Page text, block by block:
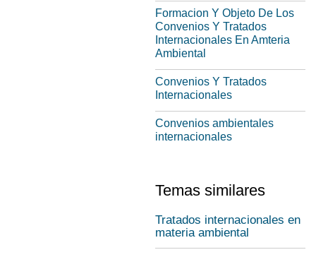
Formacion Y Objeto De Los
Convenios Y Tratados
Internacionales En Amteria
Ambiental
Convenios Y Tratados
Internacionales
Convenios ambientales
internacionales
Temas similares
Tratados internacionales en
materia ambiental